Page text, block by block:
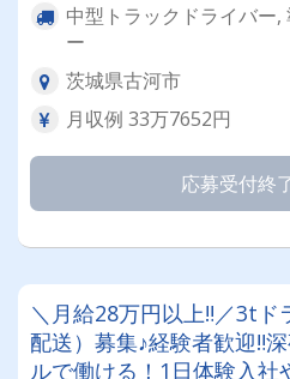
中型トラックドライバー
ー
茨城県古河市
月収例 33万7652円
応募受付終
＼月給28万円以上‼／3tド
配送）募集♪経験者歓迎‼
ルで働ける！1日体験入